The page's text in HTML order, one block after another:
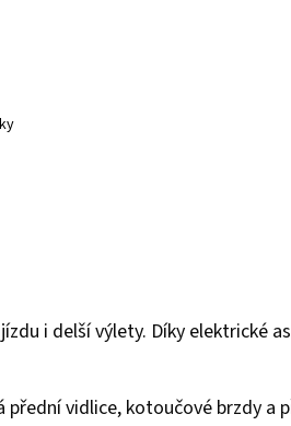
i delší výlety. Díky elektrické
vidlice, kotoučové brzdy a